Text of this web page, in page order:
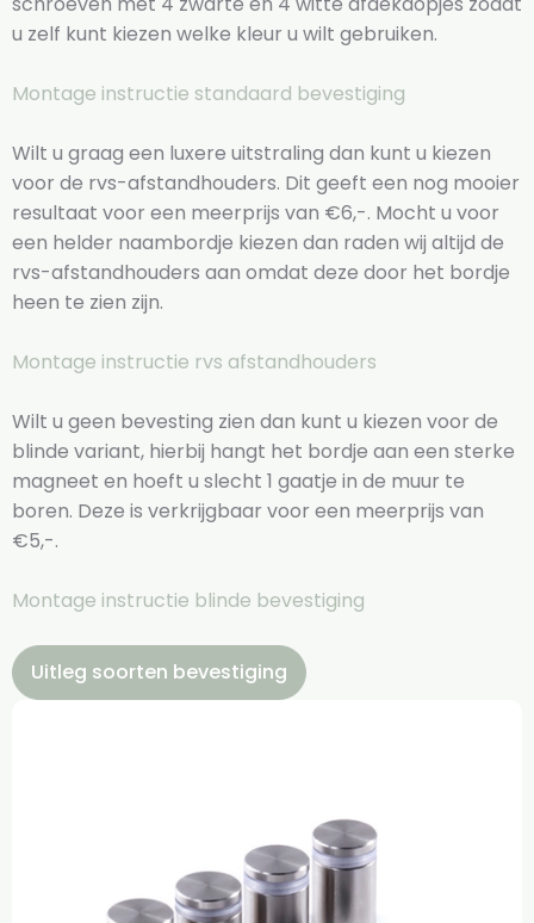
u zelf kunt kiezen welke kleur u wilt gebruiken.
Montage instructie standaard bevestiging
Wilt u graag een luxere uitstraling dan kunt u kiezen
voor de rvs-afstandhouders. Dit geeft een nog mooier
resultaat voor een meerprijs van €6,-. Mocht u voor
een helder naambordje kiezen dan raden wij altijd de
rvs-afstandhouders aan omdat deze door het bordje
heen te zien zijn.
Montage instructie rvs afstandhouders
Wilt u geen bevesting zien dan kunt u kiezen voor de
blinde variant, hierbij hangt het bordje aan een sterke
magneet en hoeft u slecht 1 gaatje in de muur te
boren. Deze is verkrijgbaar voor een meerprijs van
€5,-.
Montage instructie blinde bevestiging
Uitleg soorten bevestiging